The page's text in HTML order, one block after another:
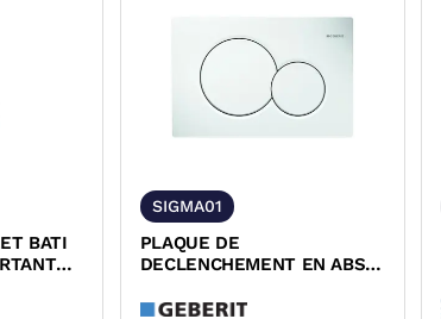
BATI
SIAMP
SIGMA01
PLAQUE DE
DECLENCHEMENT EN ABS